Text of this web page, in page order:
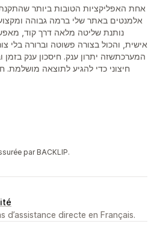
אחת האפליקציות הטובות ביותר
אלמנטים באתר שלי ברמה גבוהה
נותנת שליטה מלאה דרך קוד,
אישית, והכול בצורה פשוטה וברורה בלי
המערכתשזה יתרון ענק. חיסכון ענק
חיצוני כדי להגיע לתוצאה
par BACKLIP.
d’assistance directe en Français.